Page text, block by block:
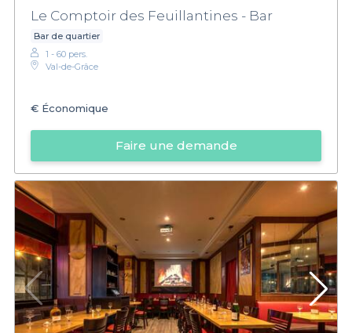
Le Comptoir des Feuillantines - Bar
Bar de quartier
1 - 60 pers.
Val-de-Grâce
€ Économique
Faire une demande